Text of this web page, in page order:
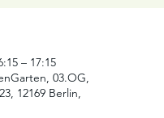
– 17:15
03.OG,
12169 Berlin,